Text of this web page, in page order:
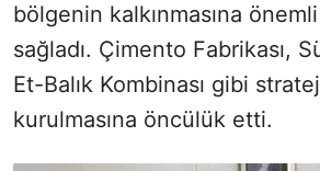
bölgenin kalkınmasına
sağladı. Çimento Fabrikası,
Et-Balık Kombinası gibi
kurulmasına öncülük etti.